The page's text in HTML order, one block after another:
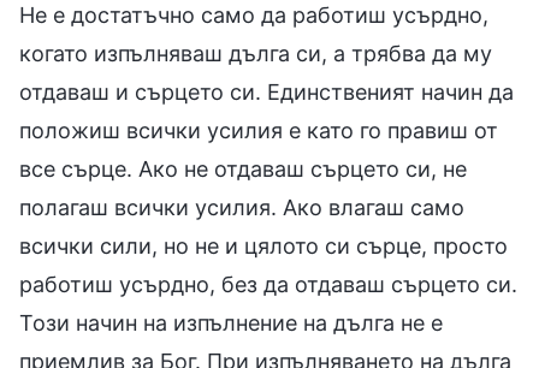
Не е достатъчно само да работиш усърдно,
когато изпълняваш дълга си, а трябва да му
отдаваш и сърцето си. Единственият начин да
положиш всички усилия е като го правиш от
все сърце. Ако не отдаваш сърцето си, не
полагаш всички усилия. Ако влагаш само
всички сили, но не и цялото си сърце, просто
работиш усърдно, без да отдаваш сърцето си.
Този начин на изпълнение на дълга не е
приемлив за Бог. При изпълняването на дълга